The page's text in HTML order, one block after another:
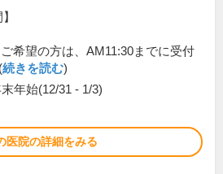
希望の方は、AM11:30までに受付
続きを読む)
年始(12/31 - 1/3)
医院の詳細をみる